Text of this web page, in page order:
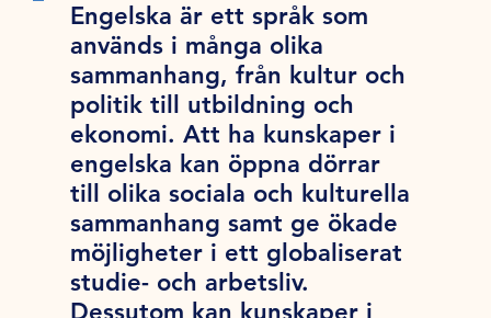
Engelska är ett språk som
används i många olika
sammanhang, från kultur och
politik till utbildning och
ekonomi. Att ha kunskaper i
engelska kan öppna dörrar
till olika sociala och kulturella
sammanhang samt ge ökade
möjligheter i ett globaliserat
studie- och arbetsliv.
Dessutom kan kunskaper i